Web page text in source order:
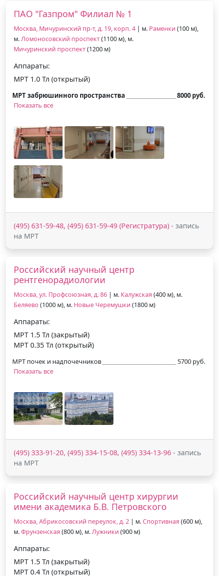
ПАО "Газпром" Филиал № 1
Москва, Мичуринский пр-т, д. 19, корп. 4 | м. Раменки (100 м),
м.Ломоносовский проспект(1100 м), м.
Мичуринский проспект(1200 м)
Аппараты:
МРТ 1.0 Тл (открытый)
МРТ забрюшинного пространства
8000 руб.
Показать все
(495) 631-59-48, (495) 631-59-49 (Регистратура) - запись
на МРТ
Российский научный центр
рентгенорадиологии
Москва, ул. Профсоюзная, д. 86 | м. Калужская (400 м), м.
Беляево (1000 м), м. Новые Черемушки (1800 м)
Аппараты:
МРТ 1.5 Тл (закрытый)
МРТ 0.35 Тл (открытый)
МРТ почек и надпочечников
5700 руб.
Показать все
(495) 333-91-20, (495) 334-15-08, (495) 334-13-96 - запись
на МРТ
Российский научный центр хирургии
имени академика Б.В. Петровского
Москва, Абрикосовский переулок, д. 2 | м.Спортивная (600 м),
м.Фрунзенская (800 м), м.Лужники (900 м)
Аппараты:
МРТ 1.5 Тл (закрытый)
МРТ 0.4 Тл (открытый)